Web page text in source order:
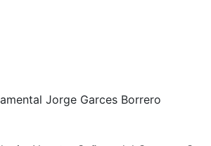
Jorge Garces Borrero